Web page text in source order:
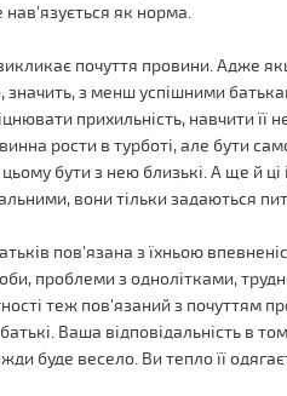
як норма.
почуття провини. Адже
з менш успішними
прихильність, навчити
рости в турботі, але бути
бути з нею близькі. А ще й ці
вони тільки задаються
пов'язана з їхньою
проблеми з однолітками,
теж пов'язаний з почуттям
Ваша відповідальність в
буде весело. Ви тепло її